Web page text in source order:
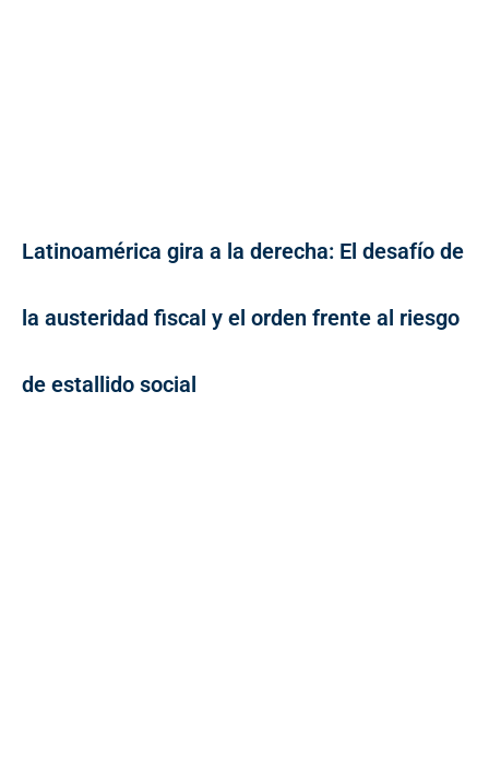
Latinoamérica gira a la derecha: El desafío de
la austeridad fiscal y el orden frente al riesgo
de estallido social